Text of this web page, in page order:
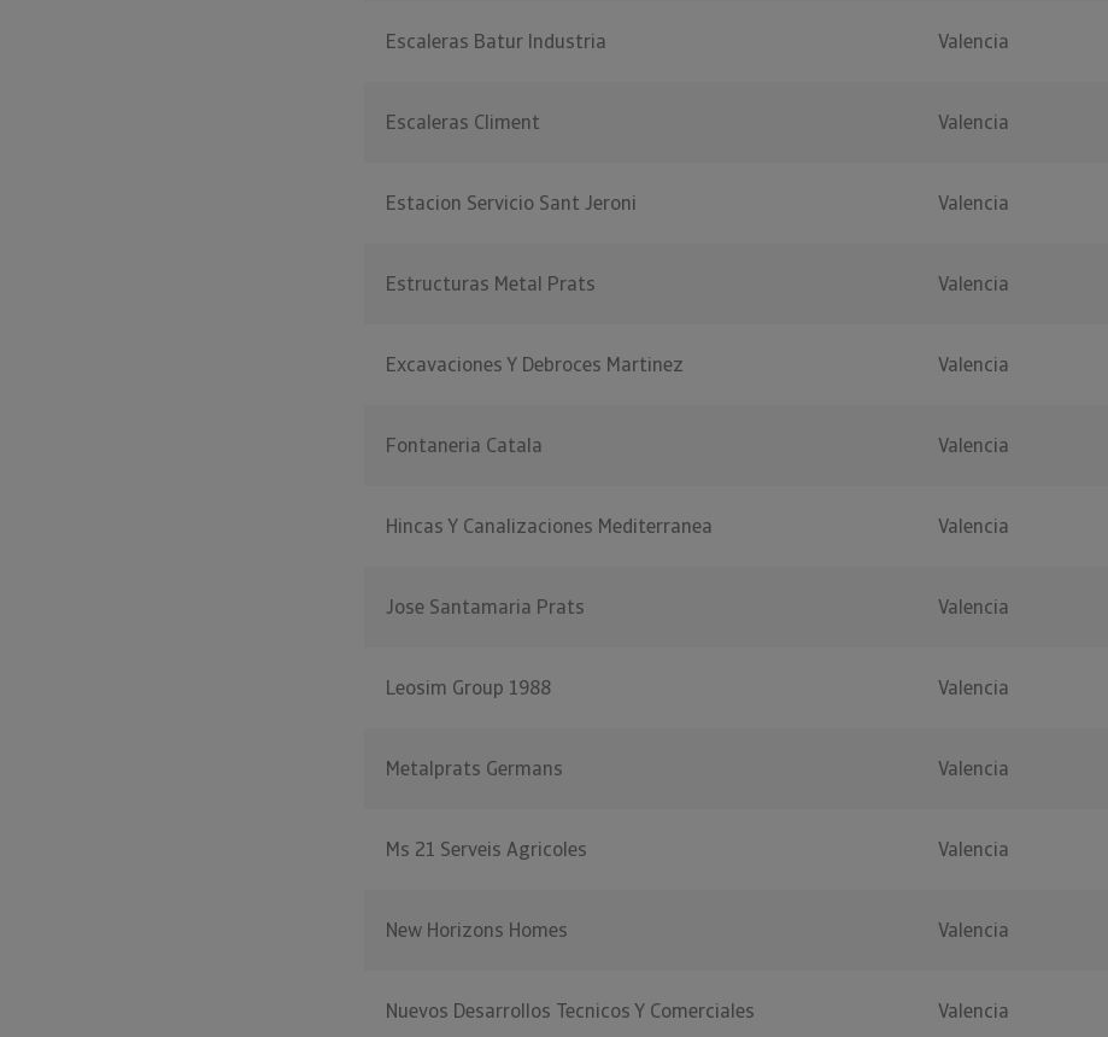
Escaleras Batur Industria Valencia
Escaleras Climent Valencia
Estacion Servicio Sant Jeroni Valencia
Estructuras Metal Prats Valencia
Excavaciones Y Debroces Martinez Valencia
Fontaneria Catala Valencia
Hincas Y Canalizaciones Mediterranea Valencia
Jose Santamaria Prats Valencia
Leosim Group 1988 Valencia
Metalprats Germans Valencia
Ms 21 Serveis Agricoles Valencia
New Horizons Homes Valencia
Nuevos Desarrollos Tecnicos Y Comerciales Valencia